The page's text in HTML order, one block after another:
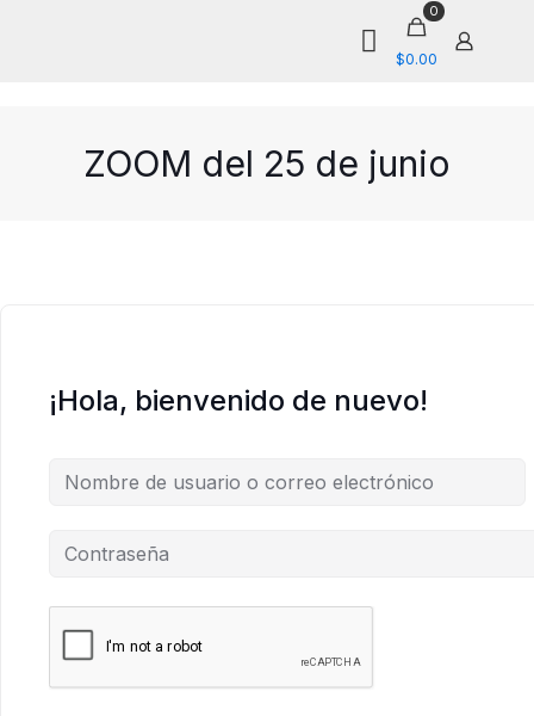
0
$0.00
ZOOM del 25 de junio
¡Hola, bienvenido de nuevo!